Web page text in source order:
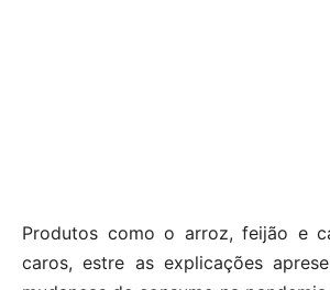
Produtos como o arroz, feijão e
caros, estre as explicações